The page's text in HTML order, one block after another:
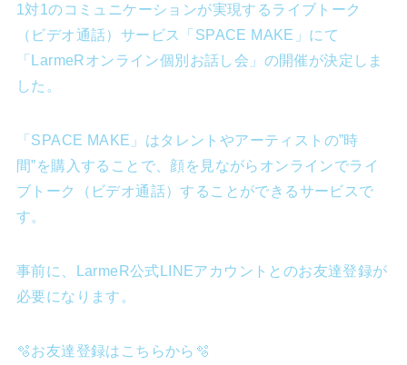
1対1のコミュニケーションが実現するライブトーク
（ビデオ通話）サービス「SPACE MAKE」にて
「LarmeRオンライン個別お話し会」の開催が決定しま
した。
「SPACE MAKE」はタレントやアーティストの”時
間”を購入することで、顔を見ながらオンラインでライ
ブトーク（ビデオ通話）することができるサービスで
す。
事前に、LarmeR公式LINEアカウントとのお友達登録が
必要になります。
🫧お友達登録はこちらから🫧